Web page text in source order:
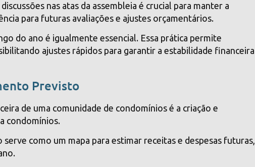
nas atas da assembleia é crucial para manter a
para futuras avaliações e ajustes orçamentários.
do ano é igualmente essencial. Essa prática permite
ajustes rápidos para garantir a estabilidade financeira
Previsto
de uma comunidade de condomínios é a criação e
condomínios.
como um mapa para estimar receitas e despesas futuras,